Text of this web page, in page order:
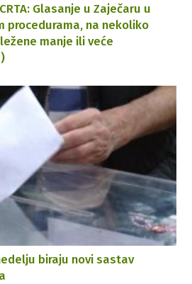
Glasanje u Zaječaru u
procedurama, na nekoliko
manje ili veće
biraju novi sastav